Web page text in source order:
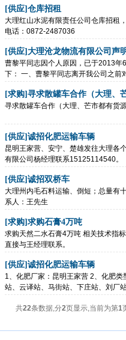
[供应] 仓库招租
大理红山水泥有限责任公司仓库招租
电话：0872-2487036
[供应] 大理沧龙物流有限公司声
曹黎平同志因个人原因，已于2013
下： 一、曹黎平同志离开我公司之前
[求购] 寻求散罐车合作（大理、
寻求散罐车合作（大理、芒市都有货
[供应] 诚招化肥运输车辆
昆明王家营、安宁、楚雄发往大理各
有限公司杨经理联系15125114540。
[供应] 诚招双桥车
大理州内毛石料运输、倒短；总量有
系人：王先生
[求购] 求购石膏4万吨
求购天然二水石膏4万吨 相关技术指
直接与王经理联系。
[供应] 诚招化肥运输车辆
1、化肥厂家：昆明王家营 2、化肥
站、云译站、马街站、下庄站、刘厂
共22条数据,分2页显示,当前为第1